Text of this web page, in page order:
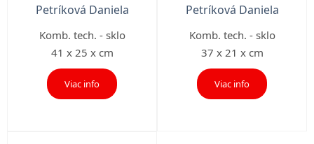
Petríková Daniela
Komb. tech. - sklo
41 x 25 x cm
Viac info
Petríková Daniela
Komb. tech. - sklo
37 x 21 x cm
Viac info